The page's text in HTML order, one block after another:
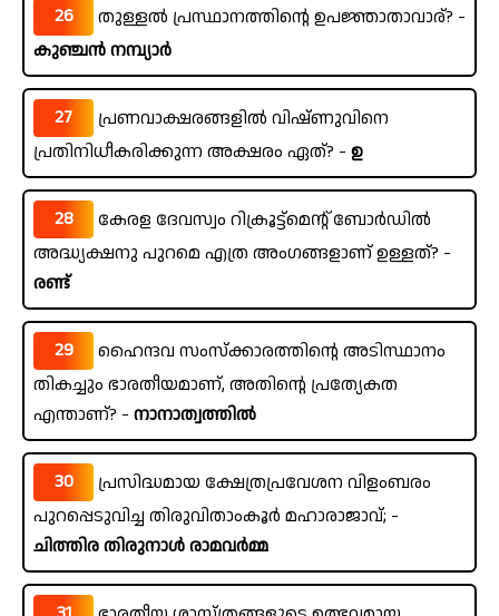
26
തുള്ളൽ പ്രസ്ഥാനത്തിന്റെ ഉപജ്ഞാതാവാര്? -
കുഞ്ചൻ നമ്പ്യാർ
27
പ്രണവാക്ഷരങ്ങളിൽ വിഷ്ണുവിനെ
പ്രതിനിധീകരിക്കുന്ന അക്ഷരം ഏത്? - ഉ
28
കേരള ദേവസ്വം റിക്രൂട്ട്മെന്റ് ബോർഡിൽ
അദ്ധ്യക്ഷനു പുറമെ എത്ര അംഗങ്ങളാണ് ഉള്ളത്? -
രണ്ട്
29
ഹൈന്ദവ സംസ്ക്കാരത്തിന്റെ അടിസ്ഥാനം
തികച്ചും ഭാരതീയമാണ്, അതിന്റെ പ്രത്യേകത
എന്താണ്? - നാനാത്വത്തിൽ
30
പ്രസിദ്ധമായ ക്ഷേത്രപ്രവേശന വിളംബരം
പുറപ്പെടുവിച്ച തിരുവിതാംകൂർ മഹാരാജാവ്; -
ചിത്തിര തിരുനാൾ രാമവർമ്മ